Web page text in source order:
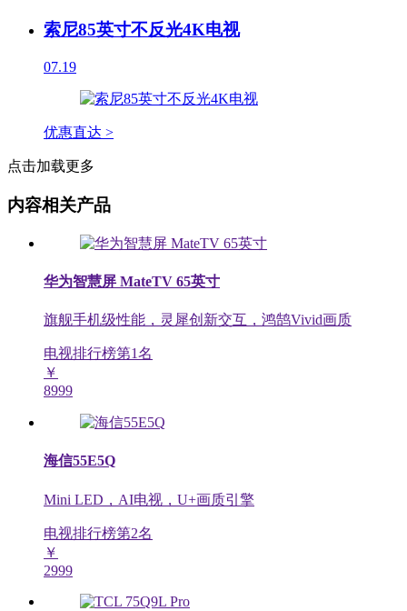
索尼85英寸不反光4K电视
07.19
优惠直达 >
点击加载更多
内容相关产品
华为智慧屏 MateTV 65英寸
旗舰手机级性能，灵犀创新交互，鸿鹄Vivid画质
电视排行榜第1名
￥
8999
海信55E5Q
Mini LED，AI电视，U+画质引擎
电视排行榜第2名
￥
2999